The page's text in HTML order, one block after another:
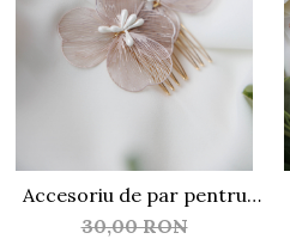
Accesoriu de par pentru
mirese ACP08
30,00 RON